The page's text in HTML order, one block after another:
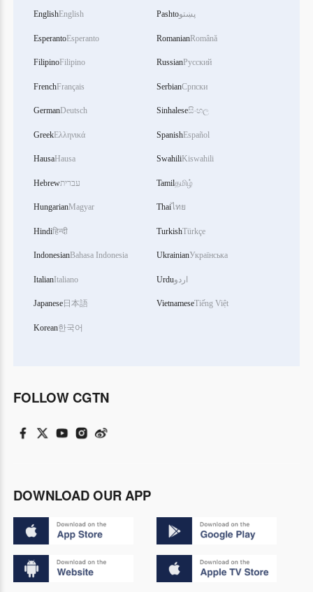
EnglishEnglish
EsperantoEsperanto
FilipinoFilipino
FrenchFrançais
GermanDeutsch
GreekΕλληνικά
HausaHausa
Hebrewעברית
HungarianMagyar
Hindiहिन्दी
IndonesianBahasa Indonesia
ItalianItaliano
Japanese日本語
Korean한국어
Pashtoپښتو
RomanianRomână
RussianРусский
SerbianСрпски
Sinhaleseසිංහල
SpanishEspañol
SwahiliKiswahili
Tamilதமிழ்
Thaiไทย
TurkishTürkçe
UkrainianУкраїнська
Urduاردو
VietnameseTiếng Việt
FOLLOW CGTN
DOWNLOAD OUR APP